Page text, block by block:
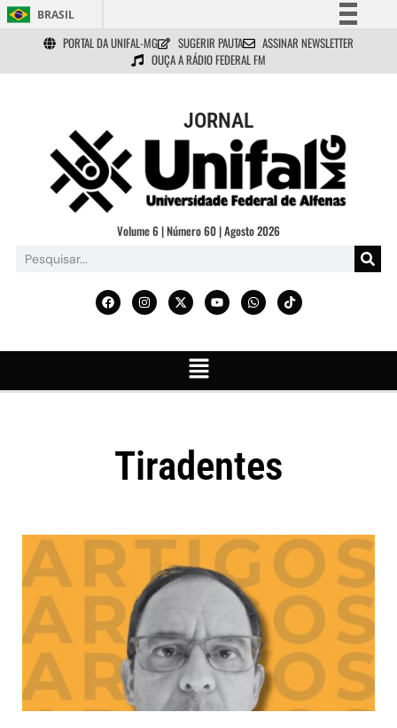
BRASIL
Simplifique!
Comunica BR
Acesso à informação
Legislação
Canais
PORTAL DA UNIFAL-MG SUGERIR PAUTA
ASSINAR NEWSLETTER
OUÇA A RÁDIO FEDERAL FM
JORNAL
Volume 6 | Número 60 | Agosto 2026
Tiradentes